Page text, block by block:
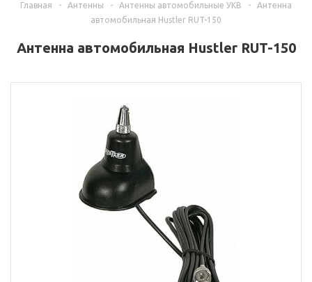
Главная - Антенны - Антенны автомобильные УКВ -
Антенна
автомобильная Hustler RUT-150
Антенна автомобильная Hustler RUT-150